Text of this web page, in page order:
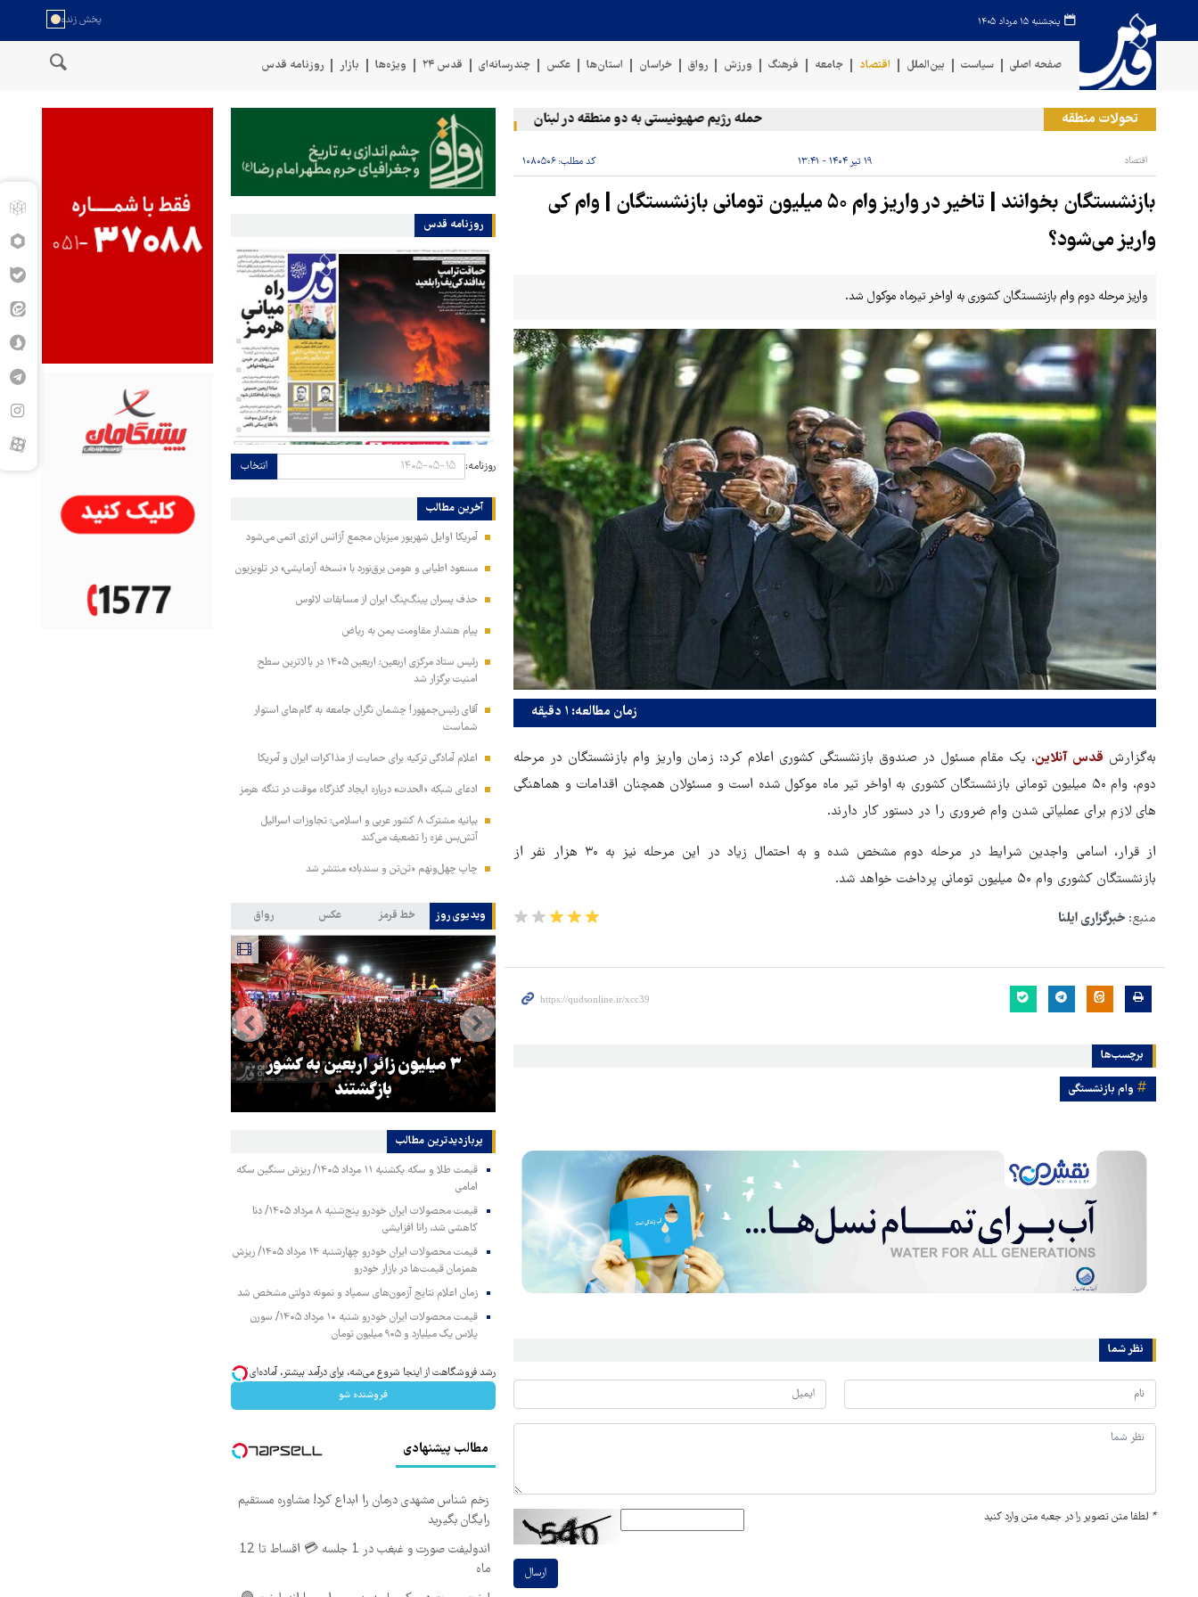
پنجشنبه ۱۵ مرداد ۱۴۰۵
صفحه اصلی سیاست بین‌الملل اقتصاد جامعه فرهنگ ورزش رواق خراسان استان‌ها عکس چندرسانه‌ای قدس ۲۴ ویژه‌ها بازار روزنامه قدس
تحولات منطقه حمله رژیم صهیونیستی به دو منطقه در لبنان وقوع حادثه دریایی در سواحل عمان
اقتصاد ۱۹ تیر ۱۴۰۴ - ۱۳:۴۱ کد مطلب: ۱۰۸۰۵۰۶
بازنشستگان بخوانند | تاخیر در واریز وام ۵۰ میلیون تومانی بازنشستگان | وام کی
واریز می‌شود؟
واریز مرحله دوم وام بازنشستگان کشوری به اواخر تیرماه موکول شد.
زمان مطالعه: ۱ دقیقه
به‌گزارش قدس آنلاین، یک مقام مسئول در صندوق بازنشستگی کشوری اعلام کرد: زمان واریز وام بازنشستگان در مرحله
دوم، وام ۵۰ میلیون تومانی بازنشستگان کشوری به اواخر تیر ماه موکول شده است و مسئولان همچنان اقدامات و هماهنگی
های لازم برای عملیاتی شدن وام ضروری را در دستور کار دارند.
از قرار، اسامی واجدین شرایط در مرحله دوم مشخص شده و به احتمال زیاد در این مرحله نیز به ۳۰ هزار نفر از
بازنشستگان کشوری وام ۵۰ میلیون تومانی پرداخت خواهد شد.
منبع: خبرگزاری ایلنا
برچسب‌ها
وام بازنشستگی
نظر شما
* لطفا متن تصویر را در جعبه متن وارد کنید
ارسال
روزنامه قدس
روزنامه: انتخاب
آخرین مطالب
آمریکا اوایل شهریور میزبان مجمع آژانس انرژی اتمی می‌شود
مسعود اطیابی و هومن برق‌نورد با «نسخه آزمایشی» در تلویزیون
حذف پسران پینگ‌پنگ ایران از مسابقات لائوس
پیام هشدار مقاومت یمن به ریاض
رئیس ستاد مرکزی اربعین: اربعین ۱۴۰۵ در بالاترین سطح
امنیت برگزار شد
آقای رئیس‌جمهور! چشمان نگران جامعه به گام‌های استوار
شماست
اعلام آمادگی ترکیه برای حمایت از مذاکرات ایران و آمریکا
ادعای شبکه «الحدث» درباره ایجاد گذرگاه موقت در تنگه هرمز
بیانیه مشترک ۸ کشور عربی و اسلامی: تجاوزات اسرائیل
آتش‌بس غزه را تضعیف می‌کند
چاپ چهل‌ونهم «تن‌تن و سندباد» منتشر شد
ویدیوی روز خط قرمز عکس رواق
۳ میلیون زائر اربعین به کشور
بازگشتند
پربازدیدترین‌ مطالب
قیمت طلا و سکه یکشنبه ۱۱ مرداد ۱۴۰۵/ ریزش سنگین سکه
امامی
قیمت محصولات ایران خودرو پنج‌شنبه ۸ مرداد ۱۴۰۵/ دنا
کاهشی شد، رانا افزایشی
قیمت محصولات ایران خودرو چهارشنبه ۱۴ مرداد ۱۴۰۵/ ریزش
همزمان قیمت‌ها در بازار خودرو
زمان اعلام نتایج آزمون‌های سمپاد و نمونه دولتی مشخص شد
قیمت محصولات ایران خودرو شنبه ۱۰ مرداد ۱۴۰۵/ سورن
پلاس یک میلیارد و ۹۰۵ میلیون تومان
رشد فروشگاهت از اینجا شروع می‌شه، برای درآمد بیشتر، آماده‌ای؟
فروشنده شو
مطالب پیشنهادی
زخم شناس مشهدی درمان را ابداع کرد! مشاوره مستقیم
رایگان بگیرید
اندولیفت صورت و غبغب در 1 جلسه 💳 اقساط تا 12
ماه